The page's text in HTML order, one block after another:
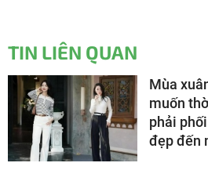
TIN LIÊN QUAN
Mùa
muốn
phải
đẹp đến